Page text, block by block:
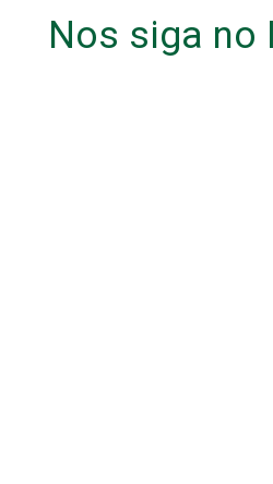
Nos siga no